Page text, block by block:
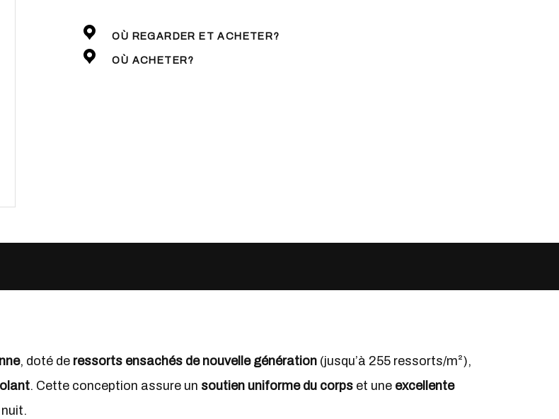
OÙ REGARDER ET ACHETER?
OÙ ACHETER?
, doté de ressorts ensachés de nouvelle génération (jusqu’à 255 ressorts/m²),
. Cette conception assure un soutien uniforme du corps et une excellente